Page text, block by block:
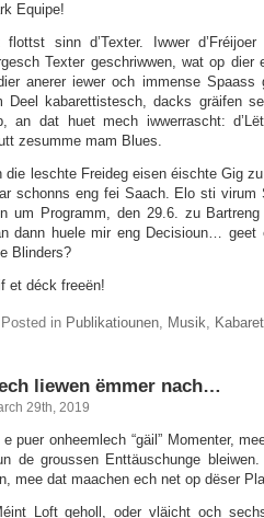
Equipe!
flottst sinn d’Texter. Iwwer
Texter geschriwwen, wat op dier
anerer iewer och immense Spaass
Deel kabarettistesch, dacks gräifen
an dat huet mech iwwerrascht:
zesumme mam Blues.
die leschte Freideg eisen éischte Gig
schonns eng fei Saach. Elo sti virum
um Programm, den 29.6. zu
dann huele mir eng Decisioun… geet
Blinders?
et déck freeën!
Posted in Publikatiounen, Musik, Kabaret
liewen ëmmer nach…
29th, 2019
puer onheemlech “gäil” Momenter,
de groussen Enttäuschunge
mee dat maachen ech net op dëser
Loft geholl, oder vläicht och